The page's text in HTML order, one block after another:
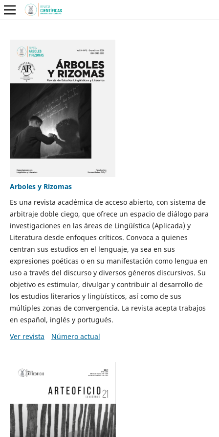
Arboles y Rizomas
Es una revista académica de acceso abierto, con sistema de
arbitraje doble ciego, que ofrece un espacio de diálogo para
investigaciones en las áreas de Lingüística (Aplicada) y
Literatura desde enfoques críticos. Convoca a quienes
centran sus estudios en el lenguaje, ya sea en sus
expresiones poéticas o en su manifestación como lengua en
uso a través del discurso y diversos géneros discursivos. Su
objetivo es estimular, divulgar y contribuir al desarrollo de
los estudios literarios y lingüísticos, así como de sus
múltiples zonas de convergencia. La revista acepta trabajos
en español, inglés y portugués.
Ver revista
Número actual